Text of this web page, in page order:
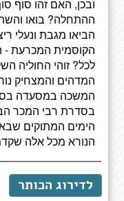
ובכן, האם זהו סוף
ההתחלה? בואו
הביאו מגבת ונעלי
הקוסמית המכרעת
לכל? זוהי החוליה
המדהים והמצחיק
המשכה במסעדה
בסדרת רבי המכר
הימים המתוקים
הנורא מכל אלה
לדירוג הכותר